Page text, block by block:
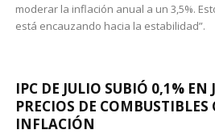
moderar la inflación anual a un 3,5%.
está encauzando hacia la estabilidad”.
IPC DE JULIO SUBIÓ 0,1% EN
PRECIOS DE
INFLACIÓN